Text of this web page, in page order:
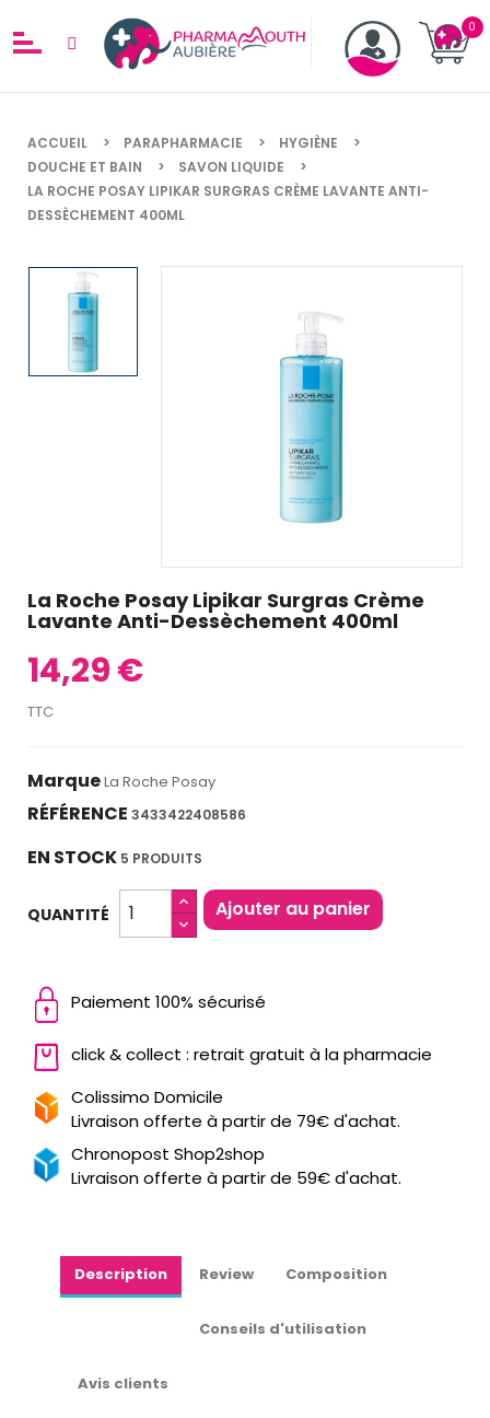
ACCUEIL PARAPHARMACIE
HYGIÈNE
DOUCHE ET BAIN
SAVON LIQUIDE
LA ROCHE POSAY LIPIKAR SURGRAS CRÈME LAVANTE ANTI-
DESSÈCHEMENT 400ML
La Roche Posay Lipikar Surgras Crème
Lavante Anti-Dessèchement 400ml
14,29 €
TTC
MarqueLa Roche Posay
RÉFÉRENCE 3433422408586
EN STOCK 5 PRODUITS
QUANTITÉ Ajouter au panier
Paiement 100% sécurisé
click & collect : retrait gratuit à la pharmacie
Colissimo Domicile
Livraison offerte à partir de 79€ d'achat.
Chronopost Shop2shop
Livraison offerte à partir de 59€ d'achat.
Description Review Composition
Conseils d'utilisation
Avis clients